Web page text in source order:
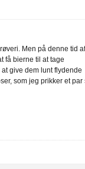
Men på denne tid
få bierne til at tage
give dem lunt flydende
som jeg prikker et par